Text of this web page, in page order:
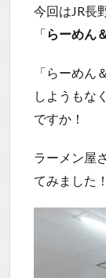
(い
た
だ
1.0.1
明るく
入りや
内！食
券制で
注文も
スム
ズ
期待
今回はJR長
「らーめん
「らーめ
しようもな
ですか！
ラーメン屋
てみました！